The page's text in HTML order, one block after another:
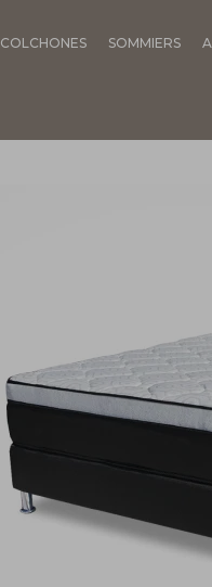
COLCHONES SOMMIERS